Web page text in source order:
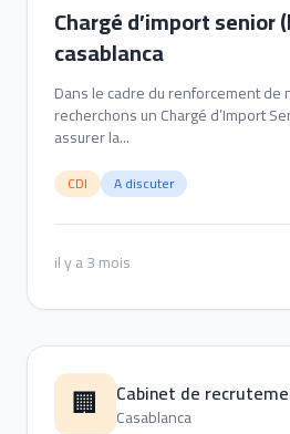
Chargé d’import senior
casablanca
Dans le cadre du renforcement
recherchons un Chargé d’Import
assurer la...
CDI A discuter
il y a 3 mois
🏢 Cabinet de
Casablanca